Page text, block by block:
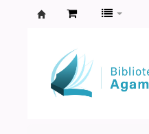
Agamenon
Magalhães